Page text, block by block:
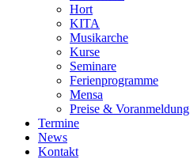
Hort
KITA
Musikarche
Kurse
Seminare
Ferienprogramme
Mensa
Preise & Voranmeldung
Termine
News
Kontakt